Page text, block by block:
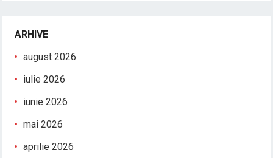
ARHIVE
august 2026
iulie 2026
iunie 2026
mai 2026
aprilie 2026